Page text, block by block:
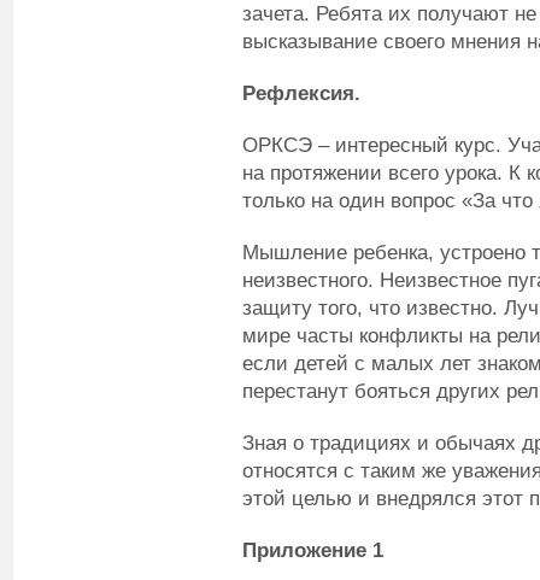
зачета. Ребята их получают
высказывание своего мнения
Рефлексия.
ОРКСЭ – интересный курс.
на протяжении всего урока. К
только на один вопрос «За
Мышление ребенка, устроено
неизвестного. Неизвестное
защиту того, что известно.
мире часты конфликты на
если детей с малых лет
перестанут бояться других
Зная о традициях и обычаях
относятся с таким же
этой целью и внедрялся этот
Приложение 1